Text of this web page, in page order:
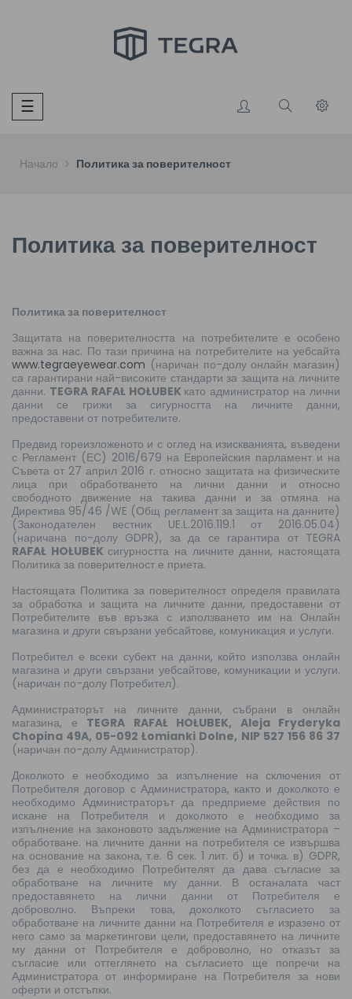
Toggle
navigation
☰
Начало Политика за поверителност
Политика за поверителност
Политика за поверителност
Защитата на поверителността на потребителите е особено
важна за нас. По тази причина на потребителите на уебсайта
www.tegraeyewear.com (наричан по-долу онлайн магазин)
са гарантирани най-високите стандарти за защита на личните
данни. TEGRA RAFAŁ HOŁUBEK като администратор на лични
данни се грижи за сигурността на личните данни,
предоставени от потребителите.
Предвид гореизложеното и с оглед на изискванията, въведени
с Регламент (ЕС) 2016/679 на Европейския парламент и на
Съвета от 27 април 2016 г. относно защитата на физическите
лица при обработването на лични данни и относно
свободното движение на такива данни и за отмяна на
Директива 95/46 /WE (Общ регламент за защита на данните)
(Законодателен вестник UE.L.2016.119.1 от 2016.05.04)
(наричана по-долу GDPR), за да се гарантира от TEGRA
RAFAŁ HOŁUBEKсигурността на личните данни, настоящата
Политика за поверителност е приета.
Настоящата Политика за поверителност определя правилата
за обработка и защита на личните данни, предоставени от
Потребителите във връзка с използването им на Онлайн
магазина и други свързани уебсайтове, комуникация и услуги.
Потребител е всеки субект на данни, който използва онлайн
магазина и други свързани уебсайтове, комуникации и услуги.
(наричан по-долу Потребител).
Администраторът на личните данни, събрани в онлайн
магазина, е TEGRA RAFAŁ HOŁUBEK, Aleja Fryderyka
Chopina 49A, 05-092 Łomianki Dolne, NIP 527 156 86 37
(наричан по-долу Администратор).
Доколкото е необходимо за изпълнение на сключения от
Потребителя договор с Администратора, както и доколкото е
необходимо Администраторът да предприеме действия по
искане на Потребителя и доколкото е необходимо за
изпълнение на законовото задължение на Администратора –
обработване. на личните данни на потребителя се извършва
на основание на закона, т.е. 6 сек. 1 лит. б) и точка. в) GDPR,
без да е необходимо Потребителят да дава съгласие за
обработване на личните му данни. В останалата част
предоставянето на лични данни от Потребителя е
доброволно. Въпреки това, доколкото съгласието за
обработване на личните данни на Потребителя е изразено от
него само за маркетингови цели, предоставянето на личните
му данни от Потребителя е доброволно, но отказът за
съгласие или оттеглянето на съгласието ще попречи на
Администратора от информиране на Потребителя за нови
оферти и отстъпки.